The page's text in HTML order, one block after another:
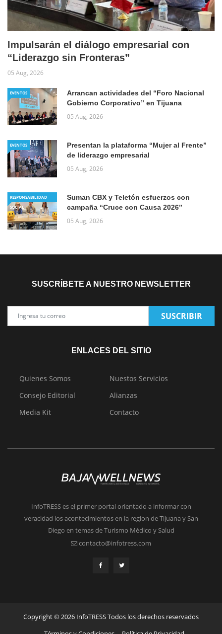
Impulsarán el diálogo empresarial con
“Liderazgo sin Fronteras”
05 Aug, 2026
EVENTOS
Arrancan actividades del “Foro Nacional
Gobierno Corporativo” en Tijuana
05 Aug, 2026
EVENTOS
Presentan la plataforma “Mujer al Frente”
de liderazgo empresarial
05 Aug, 2026
RESPONSABILIDAD
SOCIAL
Suman CBX y Teletón esfuerzos con
campaña “Cruce con Causa 2026”
05 Aug, 2026
SUSCRÍBETE A NUESTRO NEWSLETTER
SUSCRIBIR
ENLACES DEL SITIO
Quienes Somos
Nuestos Servicios
Consejo Editorial
Alianzas
Media Kit
Contacto
InfoTRESS es el primer portal orientado a informar con
veracidad los acontecimientos en la region de Tijuana y San
Diego en temas de Turismo Médico y Salud
contacto@infotress.com
Copyright © 2026 InfoTRESS Todos los derechos reservados